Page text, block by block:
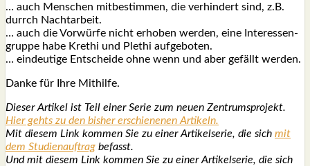
… auch Men­schen mit­be­stim­men, die ver­hin­dert sind, z.B.
durrch Nacht­ar­beit.
… auch die Vor­wür­fe nicht erho­ben wer­den, eine Inter­es­sen­
grup­pe habe Kre­thi und Ple­thi auf­ge­bo­ten.
… ein­deu­ti­ge Ent­schei­de ohne wenn und aber gefällt wer­den.
Dan­ke für Ihre Mit­hil­fe.
Die­ser Arti­kel ist Teil einer Serie zum neu­en Zen­trums­pro­jekt.
Hier gehts zu den bis­her erschie­ne­nen Arti­keln.
Mit die­sem Link kom­men Sie zu einer Arti­kel­se­rie, die sich mit
dem Stu­di­en­auf­trag befasst.
Und mit die­sem Link kom­men Sie zu einer Arti­kel­se­rie, die sich